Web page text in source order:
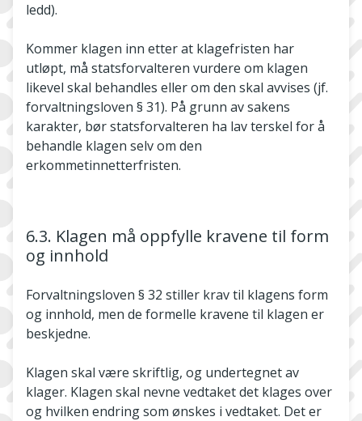
ledd).
Kommer klagen inn etter at klagefristen har
utløpt, må statsforvalteren vurdere om klagen
likevel skal behandles eller om den skal avvises (jf.
forvaltningsloven § 31). På grunn av sakens
karakter, bør statsforvalteren ha lav terskel for å
behandle klagen selv om den
erkommetinnetterfristen.
6.3. Klagen må oppfylle kravene til form
og innhold
Forvaltningsloven § 32 stiller krav til klagens form
og innhold, men de formelle kravene til klagen er
beskjedne.
Klagen skal være skriftlig, og undertegnet av
klager. Klagen skal nevne vedtaket det klages over
og hvilken endring som ønskes i vedtaket. Det er